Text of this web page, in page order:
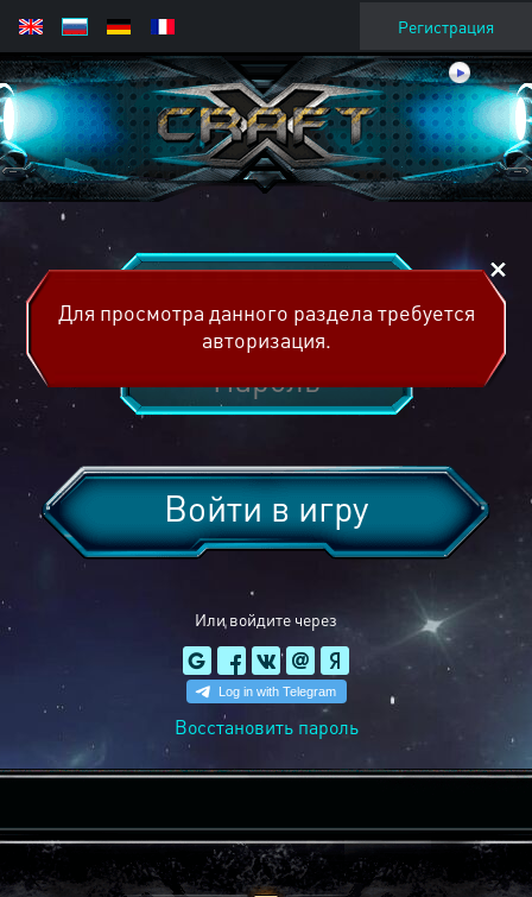
Регистрация
Или войдите через
Войти в игру
Восстановить пароль
Для просмотра данного раздела требуется
авторизация.